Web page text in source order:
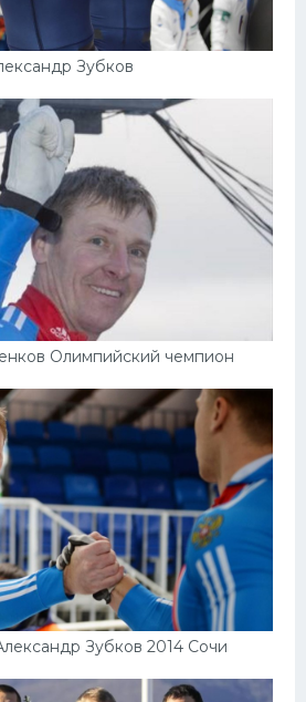
Зубков
Олимпийский чемпион
Зубков 2014 Сочи